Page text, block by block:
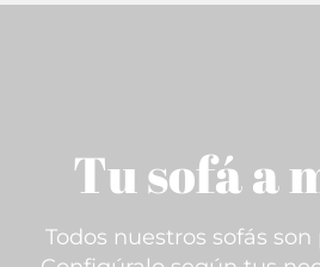
Tu sofá a
Todos nuestros sofás